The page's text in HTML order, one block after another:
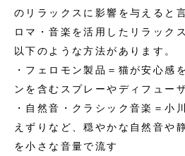
のリラックスに影響を与えると
ロマ・音楽を活用したリラック
以下のような方法があります。
・フェロモン製品＝猫が安心感
ンを含むスプレーやディフュー
・自然音・クラシック音楽＝小
えずりなど、穏やかな自然音や
を小さな音量で流す